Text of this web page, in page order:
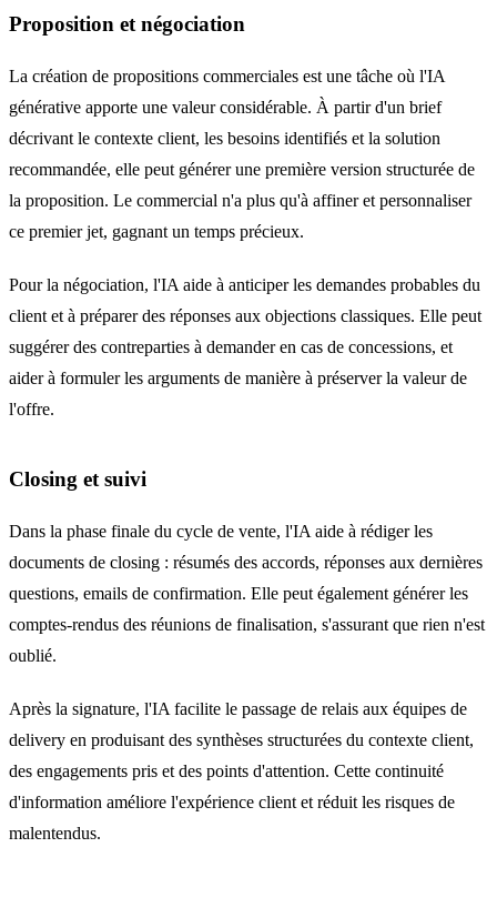
Proposition et négociation
La création de propositions commerciales est une tâche où l'IA
générative apporte une valeur considérable. À partir d'un brief
décrivant le contexte client, les besoins identifiés et la solution
recommandée, elle peut générer une première version structurée de
la proposition. Le commercial n'a plus qu'à affiner et personnaliser
ce premier jet, gagnant un temps précieux.
Pour la négociation, l'IA aide à anticiper les demandes probables du
client et à préparer des réponses aux objections classiques. Elle peut
suggérer des contreparties à demander en cas de concessions, et
aider à formuler les arguments de manière à préserver la valeur de
l'offre.
Closing et suivi
Dans la phase finale du cycle de vente, l'IA aide à rédiger les
documents de closing : résumés des accords, réponses aux dernières
questions, emails de confirmation. Elle peut également générer les
comptes-rendus des réunions de finalisation, s'assurant que rien n'est
oublié.
Après la signature, l'IA facilite le passage de relais aux équipes de
delivery en produisant des synthèses structurées du contexte client,
des engagements pris et des points d'attention. Cette continuité
d'information améliore l'expérience client et réduit les risques de
malentendus.